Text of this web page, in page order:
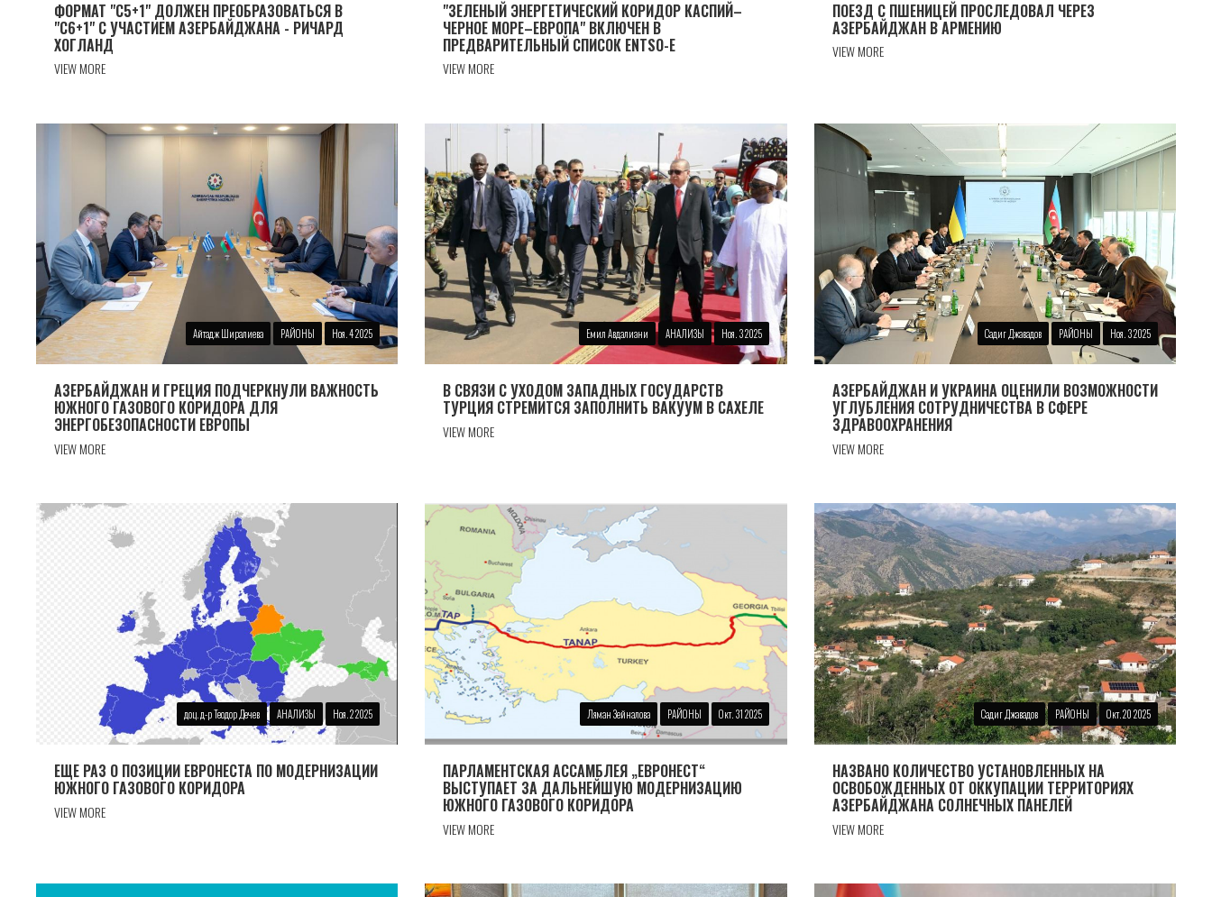
ФОРМАТ "С5+1" ДОЛЖЕН ПРЕОБРАЗОВАТЬСЯ В
"С6+1" С УЧАСТИЕМ АЗЕРБАЙДЖАНА - РИЧАРД
ХОГЛАНД
VIEW MORE
"ЗЕЛЕНЫЙ ЭНЕРГЕТИЧЕСКИЙ КОРИДОР КАСПИЙ–
ЧЕРНОЕ МОРЕ–ЕВРОПА" ВКЛЮЧЕН В
ПРЕДВАРИТЕЛЬНЫЙ СПИСОК ENTSO-E
VIEW MORE
ПОЕЗД С ПШЕНИЦЕЙ ПРОСЛЕДОВАЛ ЧЕРЕЗ
АЗЕРБАЙДЖАН В АРМЕНИЮ
VIEW MORE
Айтадж Ширалиева РАЙОНЫ Ноя. 4 2025
АЗЕРБАЙДЖАН И ГРЕЦИЯ ПОДЧЕРКНУЛИ ВАЖНОСТЬ
ЮЖНОГО ГАЗОВОГО КОРИДОРА ДЛЯ
ЭНЕРГОБЕЗОПАСНОСТИ ЕВРОПЫ
VIEW MORE
Емил Авдалиани АНАЛИЗЫ Ноя. 3 2025
В СВЯЗИ С УХОДОМ ЗАПАДНЫХ ГОСУДАРСТВ
ТУРЦИЯ СТРЕМИТСЯ ЗАПОЛНИТЬ ВАКУУМ В САХЕЛЕ
VIEW MORE
Садиг Джавадов РАЙОНЫ Ноя. 3 2025
АЗЕРБАЙДЖАН И УКРАИНА ОЦЕНИЛИ ВОЗМОЖНОСТИ
УГЛУБЛЕНИЯ СОТРУДНИЧЕСТВА В СФЕРЕ
ЗДРАВООХРАНЕНИЯ
VIEW MORE
доц. д-р Теодор Дечев АНАЛИЗЫ Ноя. 2 2025
ЕЩЕ РАЗ О ПОЗИЦИИ ЕВРОНЕСТА ПО МОДЕРНИЗАЦИИ
ЮЖНОГО ГАЗОВОГО КОРИДОРА
VIEW MORE
Ляман Зейналова РАЙОНЫ Окт. 31 2025
ПАРЛАМЕНТСКАЯ АССАМБЛЕЯ „ЕВРОНЕСТ“
ВЫСТУПАЕТ ЗА ДАЛЬНЕЙШУЮ МОДЕРНИЗАЦИЮ
ЮЖНОГО ГАЗОВОГО КОРИДОРА
VIEW MORE
Садиг Джавадов РАЙОНЫ Окт. 20 2025
НАЗВАНО КОЛИЧЕСТВО УСТАНОВЛЕННЫХ НА
ОСВОБОЖДЕННЫХ ОТ ОККУПАЦИИ ТЕРРИТОРИЯХ
АЗЕРБАЙДЖАНА СОЛНЕЧНЫХ ПАНЕЛЕЙ
VIEW MORE